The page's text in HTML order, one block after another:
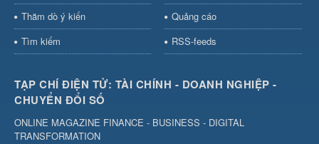
Thăm dò ý kiến
Quảng cáo
Tìm kiếm
RSS-feeds
TẠP CHÍ ĐIỆN TỬ: TÀI CHÍNH - DOANH NGHIỆP -
CHUYỂN ĐỔI SỐ
ONLINE MAGAZINE FINANCE - BUSINESS - DIGITAL
TRANSFORMATION